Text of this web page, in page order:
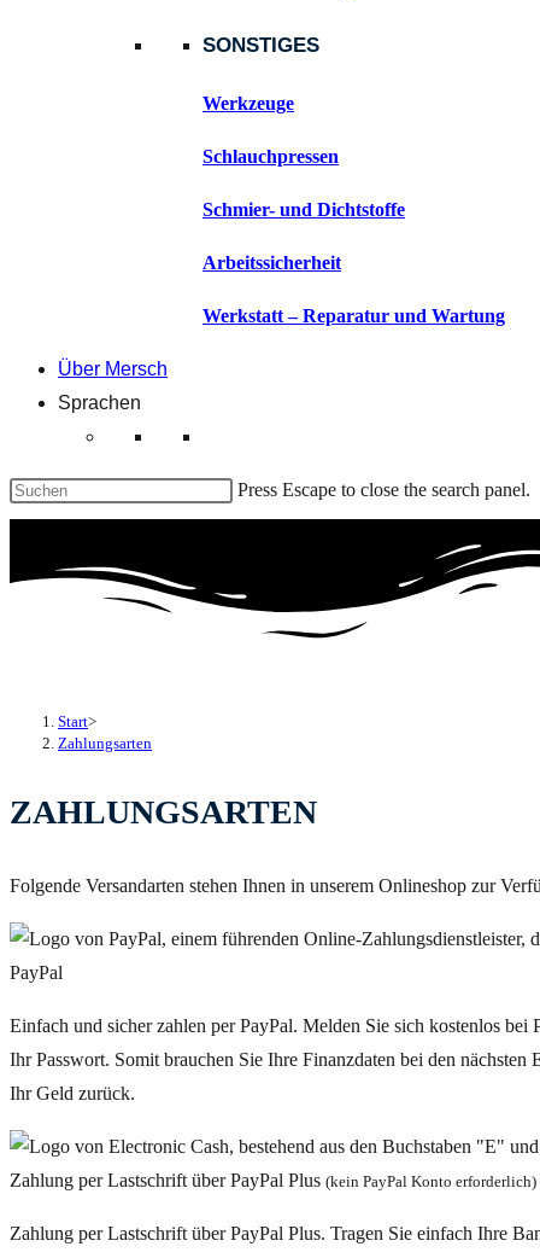
SONSTIGES
Werkzeuge
Schlauchpressen
Schmier- und Dichtstoffe
Arbeitssicherheit
Werkstatt – Reparatur und Wartung
Über Mersch
Sprachen
Press Escape to close the search panel.
Start>
Zahlungsarten
ZAHLUNGSARTEN
Folgende Versandarten stehen Ihnen in unserem Onlineshop zur
PayPal
Einfach und sicher zahlen per PayPal. Melden Sie sich kostenlos
Ihr Passwort. Somit brauchen Sie Ihre Finanzdaten bei den
Ihr Geld zurück.
Zahlung per Lastschrift über PayPal Plus (kein PayPal Konto erforderlich)
Zahlung per Lastschrift über PayPal Plus. Tragen Sie einfach Ihre